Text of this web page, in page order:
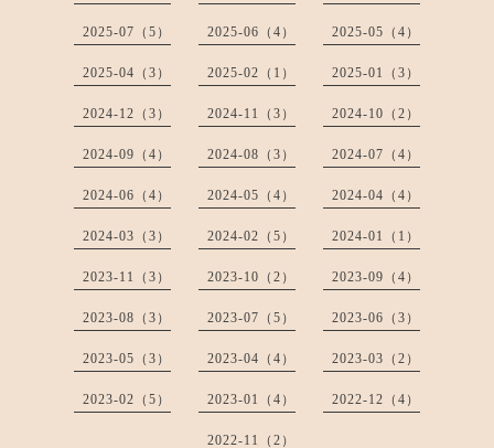
2025-07（5） 2025-06（4） 2025-05（4）
2025-04（3） 2025-02（1） 2025-01（3）
2024-12（3） 2024-11（3） 2024-10（2）
2024-09（4） 2024-08（3） 2024-07（4）
2024-06（4） 2024-05（4） 2024-04（4）
2024-03（3） 2024-02（5） 2024-01（1）
2023-11（3） 2023-10（2） 2023-09（4）
2023-08（3） 2023-07（5） 2023-06（3）
2023-05（3） 2023-04（4） 2023-03（2）
2023-02（5） 2023-01（4） 2022-12（4）
2022-11（2）